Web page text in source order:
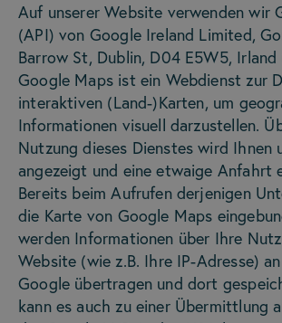
Auf unserer Website verwenden wir
(API) von Google Ireland Limited,
Barrow St, Dublin, D04 E5W5, Irland
Google Maps ist ein Webdienst zur
interaktiven (Land-)Karten, um
Informationen visuell darzustellen.
Nutzung dieses Dienstes wird Ihnen
angezeigt und eine etwaige Anfahrt
Bereits beim Aufrufen derjenigen
die Karte von Google Maps
werden Informationen über Ihre
Website (wie z.B. Ihre IP-Adresse)
Google übertragen und dort
kann es auch zu einer Übermittlung